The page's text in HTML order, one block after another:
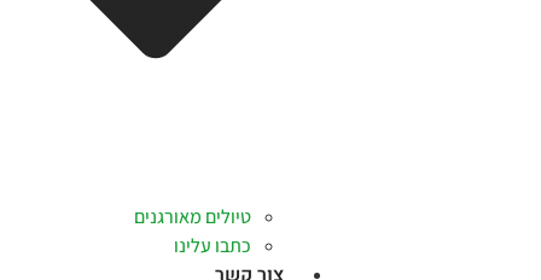
טיולים מאורגנים
כתבו עלינו